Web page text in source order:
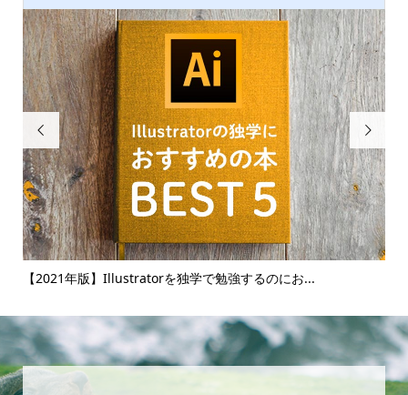

【2021年版】Illustratorを独学で勉強するのにお...
